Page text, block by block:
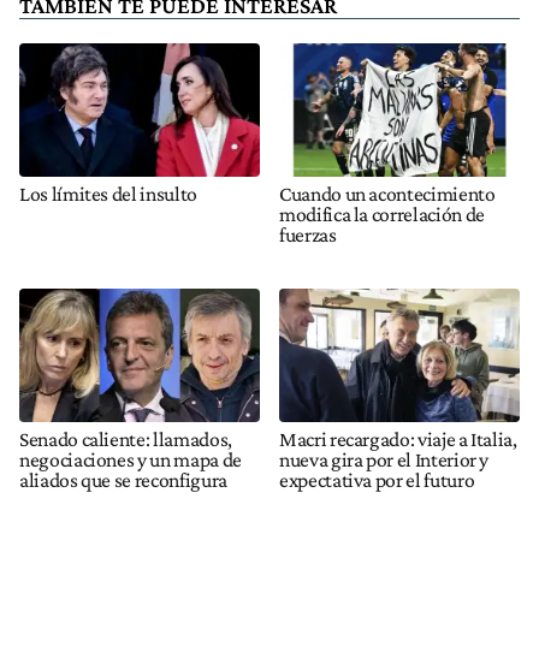
Los límites del insulto
Cuando un acontecimiento
modifica la correlación de
fuerzas
Senado caliente: llamados,
negociaciones y un mapa de
aliados que se reconfigura
Macri recargado: viaje a Italia,
nueva gira por el Interior y
expectativa por el futuro